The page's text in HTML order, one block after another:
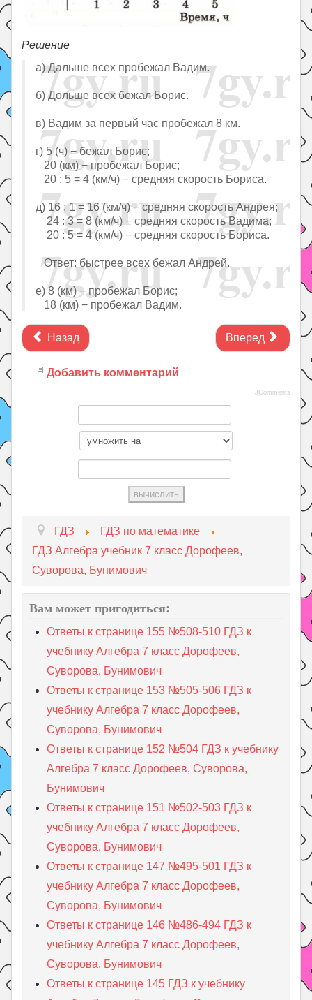
Решение
а) Дальше всех пробежал Вадим.
б) Дольше всех бежал Борис.
в) Вадим за первый час пробежал 8 км.
г) 5 (ч) − бежал Борис;
20 (км) − пробежал Борис;
20 : 5 = 4 (км/ч) − средняя скорость Бориса.
д) 16 : 1 = 16 (км/ч) − средняя скорость Андрея;
24 : 3 = 8 (км/ч) − средняя скорость Вадима;
20 : 5 = 4 (км/ч) − средняя скорость Бориса.
Ответ: быстрее всех бежал Андрей.
е) 8 (км) − пробежал Борис;
18 (км) − пробежал Вадим.
Назад Вперед
Добавить комментарий
JComments
ГДЗ
ГДЗ по математике
ГДЗ Алгебра учебник 7 класс Дорофеев,
Суворова, Бунимович
Вам может пригодиться:
Ответы к странице 155 №508-510 ГДЗ к
учебнику Алгебра 7 класс Дорофеев,
Суворова, Бунимович
Ответы к странице 153 №505-506 ГДЗ к
учебнику Алгебра 7 класс Дорофеев,
Суворова, Бунимович
Ответы к странице 152 №504 ГДЗ к учебнику
Алгебра 7 класс Дорофеев, Суворова,
Бунимович
Ответы к странице 151 №502-503 ГДЗ к
учебнику Алгебра 7 класс Дорофеев,
Суворова, Бунимович
Ответы к странице 147 №495-501 ГДЗ к
учебнику Алгебра 7 класс Дорофеев,
Суворова, Бунимович
Ответы к странице 146 №486-494 ГДЗ к
учебнику Алгебра 7 класс Дорофеев,
Суворова, Бунимович
Ответы к странице 145 ГДЗ к учебнику